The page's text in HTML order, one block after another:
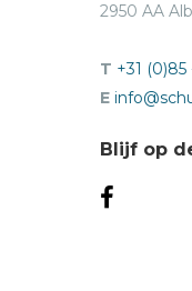
2950 AA
T +31
E
Blijf op